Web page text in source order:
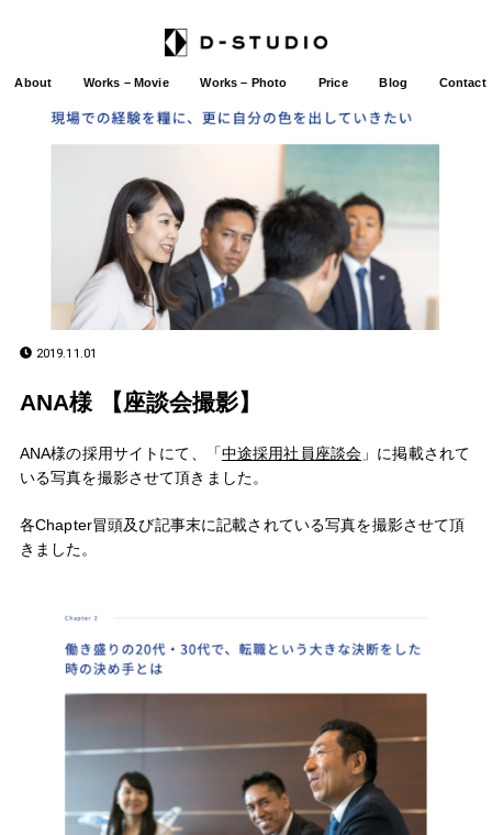
About Works – Movie Works – Photo Price Blog Contact
2019.11.01
ANA様 【座談会撮影】
ANA様の採用サイトにて、「中途採用社員座談会 」に掲載されて
いる写真を撮影させて頂きました。
各Chapter冒頭及び記事末に記載されている写真を撮影させて頂
きました。